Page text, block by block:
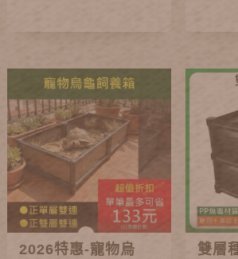
2026特惠-寵物烏
雙層